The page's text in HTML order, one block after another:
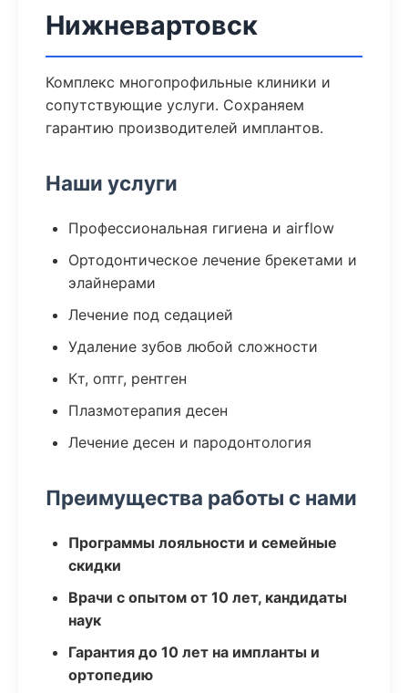
Нижневартовск
Комплекс многопрофильные клиники и
сопутствующие услуги. Сохраняем
гарантию производителей имплантов.
Наши услуги
Профессиональная гигиена и airflow
Ортодонтическое лечение брекетами и
элайнерами
Лечение под седацией
Удаление зубов любой сложности
Кт, оптг, рентген
Плазмотерапия десен
Лечение десен и пародонтология
Преимущества работы с нами
Программы лояльности и семейные
скидки
Врачи с опытом от 10 лет, кандидаты
наук
Гарантия до 10 лет на импланты и
ортопедию